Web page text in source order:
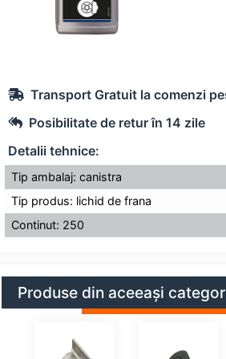
Transport Gratuit la comenzi
Posibilitate de retur în 14 zile
Detalii tehnice:
Tip ambalaj: canistra
Tip produs: lichid de frana
Continut: 250
Produse din aceeași